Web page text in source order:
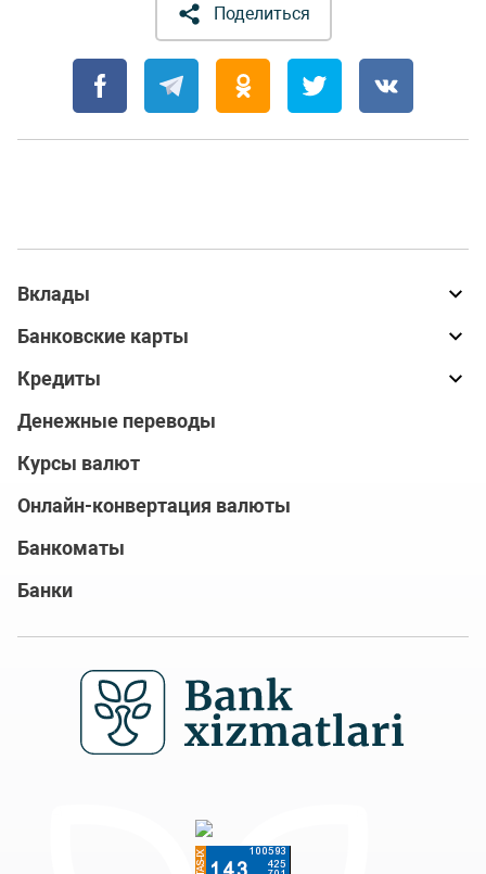
Поделиться
Вклады
Банковские карты
Кредиты
Денежные переводы
Курсы валют
Онлайн-конвертация валюты
Банкоматы
Банки